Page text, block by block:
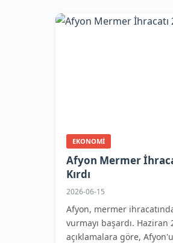
EKONOMI
Afyon Mermer
Kırdı
2026-06-15
Afyon, mermer
vurmayı başardı. Haziran
açıklamalara göre,